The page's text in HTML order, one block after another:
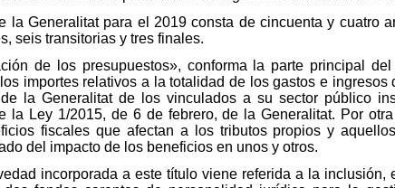
la Generalitat para el 2019 consta de cincuenta y cuatro
seis transitorias y tres finales.
de los presupuestos», conforma la parte principal
importes relativos a la totalidad de los gastos e
la Generalitat de los vinculados a su sector público
la Ley 1/2015, de 6 de febrero, de la Generalitat. Por
fiscales que afectan a los tributos propios y
del impacto de los beneficios en unos y otros.
incorporada a este título viene referida a la inclusión,